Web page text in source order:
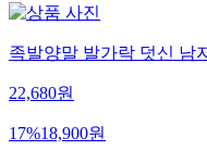
족발양말 발가락 덧신 남
22,680원
17%18,900원